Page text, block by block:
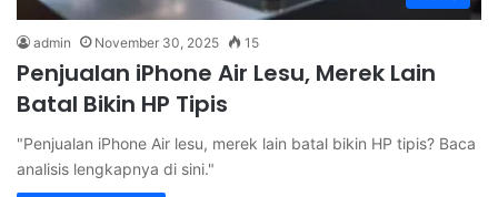
admin November 30, 2025 15
⁠Penjualan iPhone Air Lesu, Merek Lain
Batal Bikin HP Tipis
"Penjualan iPhone Air lesu, merek lain batal bikin HP tipis? Baca
analisis lengkapnya di sini."